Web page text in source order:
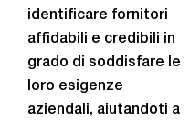
identificare fornitori
affidabili e credibili in
grado di soddisfare le
loro esigenze
aziendali, aiutandoti a